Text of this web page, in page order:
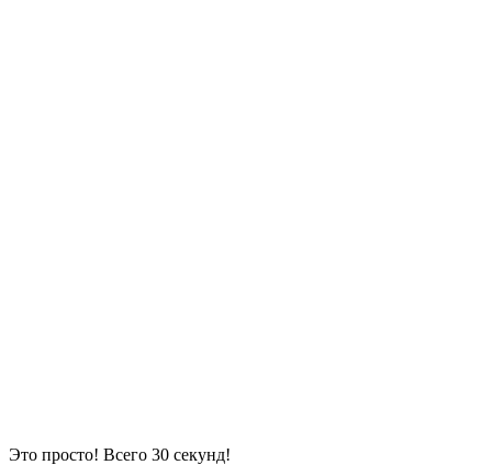
Это просто! Всего 30 секунд!